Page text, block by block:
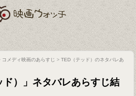
コメディ映画のあらすじ >TED（テッド）のネタバレあ
ド）」ネタバレあらすじ結